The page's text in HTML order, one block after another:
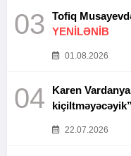
03
YENİLƏNİB
01.08.2026
04
Karen
22.07.2026